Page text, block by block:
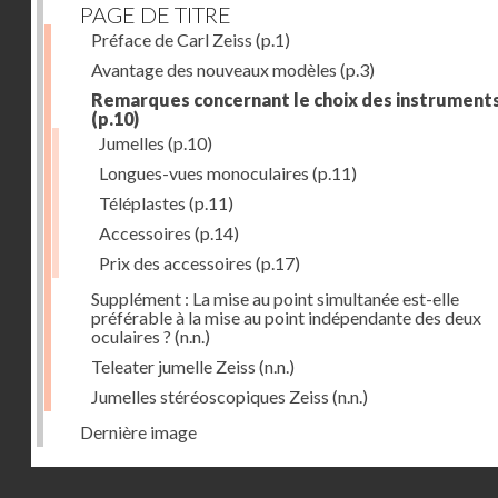
PAGE DE TITRE
Préface de Carl Zeiss (p.1)
Avantage des nouveaux modèles (p.3)
Remarques concernant le choix des
(p.10)
Jumelles (p.10)
Longues-vues monoculaires (p.11)
Téléplastes (p.11)
Accessoires (p.14)
Prix des accessoires (p.17)
Supplément : La mise au point simultanée est-elle
préférable à la mise au point indépendante des deux
oculaires ? (n.n.)
Teleater jumelle Zeiss (n.n.)
Jumelles stéréoscopiques Zeiss (n.n.)
Dernière image